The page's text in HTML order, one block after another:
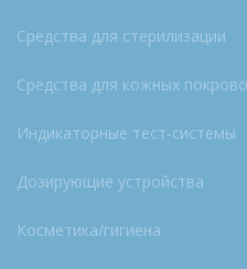
Средства для стерилизации
Средства для кожных
Индикаторные тест-системы
Дозирующие устройства
Косметика/гигиена